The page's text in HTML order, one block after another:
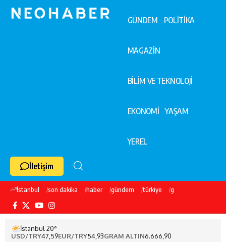
GÜNDEM POLİTİKA
MAGAZİN
BİLİM VE TEKNOLOJİ
EKONOMİ YAŞAM
YEREL
İletişim
İstanbul son dakika haber gündem türkiye galatasaray
İstanbul 20°
USD/TRY47,59EUR/TRY54,93GRAM ALTIN6.666,90